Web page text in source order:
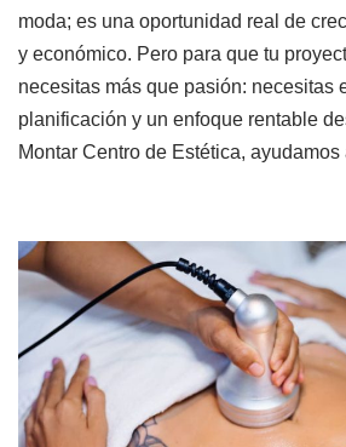
moda; es una oportunidad real de
y económico. Pero para que tu
necesitas más que pasión: necesitas
planificación y un enfoque rentable
Montar Centro de Estética,